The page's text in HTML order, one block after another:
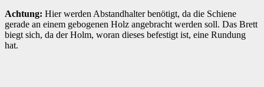
Achtung: Hier werden Abstandhalter benötigt, da die Schiene
gerade an einem gebogenen Holz angebracht werden soll. Das Brett
biegt sich, da der Holm, woran dieses befestigt ist, eine Rundung
hat.